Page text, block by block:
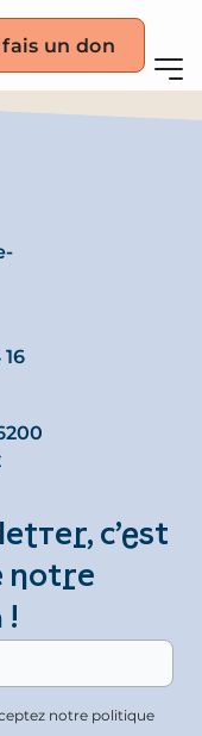
fais un don
c’est
notre
!
notre politique